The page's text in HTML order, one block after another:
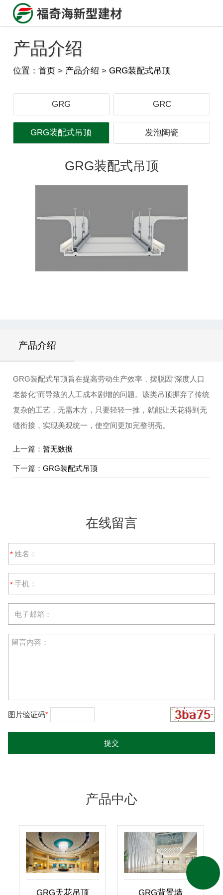
产品介绍
位置： 首页> 产品介绍 > GRG装配式吊顶
GRG GRC
GRG装配式吊顶 发泡陶瓷
GRG装配式吊顶
产品介绍
GRG装配式吊顶旨在提高劳动生产效率，摆脱因“深度人口
老龄化”而导致的人工成本剧增的问题。该类吊顶摒弃了传统
复杂的工艺，无需木方，只要轻轻一推，就能让天花得到无
缝衔接，实现美观统一，使空间更加完整明亮。
上一篇： 暂无数据
下一篇： GRG装配式吊顶
在线留言
*
*
图片验证码*
产品中心
GRG天花吊顶 GRG背景墙